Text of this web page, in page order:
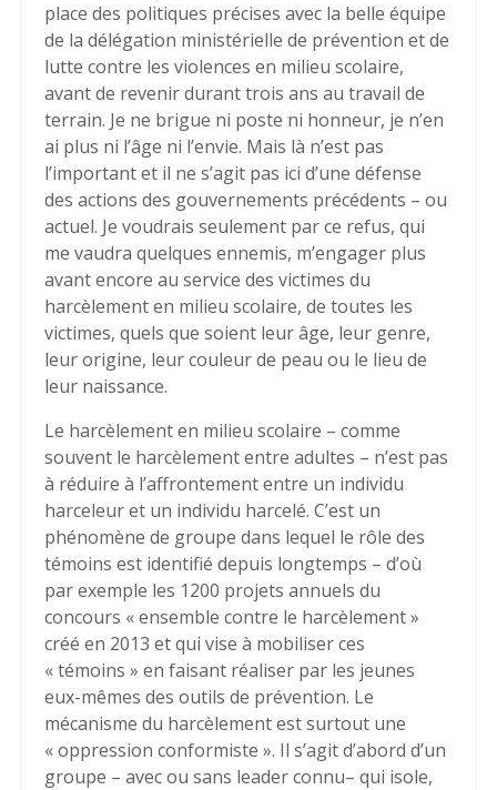
place des politiques précises avec la belle équipe
de la délégation ministérielle de prévention et de
lutte contre les violences en milieu scolaire,
avant de revenir durant trois ans au travail de
terrain. Je ne brigue ni poste ni honneur, je n’en
ai plus ni l’âge ni l’envie. Mais là n’est pas
l’important et il ne s’agit pas ici d’une défense
des actions des gouvernements précédents – ou
actuel. Je voudrais seulement par ce refus, qui
me vaudra quelques ennemis, m’engager plus
avant encore au service des victimes du
harcèlement en milieu scolaire, de toutes les
victimes, quels que soient leur âge, leur genre,
leur origine, leur couleur de peau ou le lieu de
leur naissance.
Le harcèlement en milieu scolaire – comme
souvent le harcèlement entre adultes – n’est pas
à réduire à l’affrontement entre un individu
harceleur et un individu harcelé. C’est un
phénomène de groupe dans lequel le rôle des
témoins est identifié depuis longtemps – d’où
par exemple les 1200 projets annuels du
concours « ensemble contre le harcèlement »
créé en 2013 et qui vise à mobiliser ces
« témoins » en faisant réaliser par les jeunes
eux-mêmes des outils de prévention. Le
mécanisme du harcèlement est surtout une
« oppression conformiste ». Il s’agit d’abord d’un
groupe – avec ou sans leader connu– qui isole,